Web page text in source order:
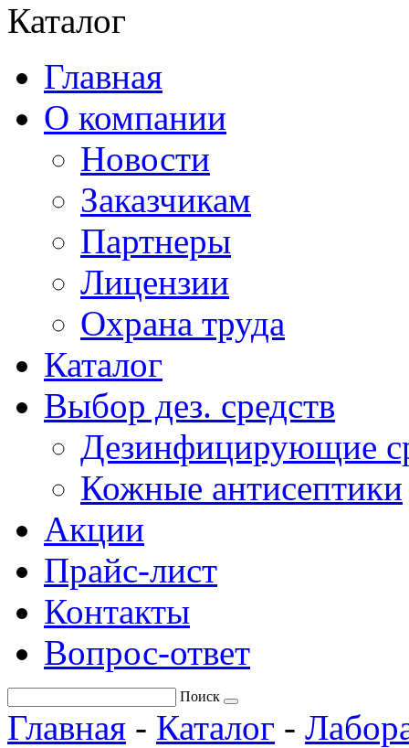
Каталог
Главная
О компании
Новости
Заказчикам
Партнеры
Лицензии
Охрана труда
Каталог
Выбор дез. средств
Дезинфицирующие
Кожные антисептики
Акции
Прайс-лист
Контакты
Вопрос-ответ
Поиск
Главная - Каталог -